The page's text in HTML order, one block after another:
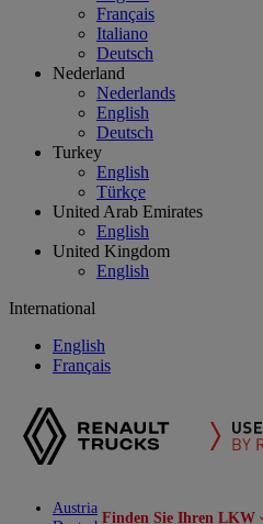
Français
Italiano
Deutsch
Nederland
Nederlands
English
Deutsch
Turkey
English
Türkçe
United Arab Emirates
English
United Kingdom
English
International
English
Français
Austria
Finden Sie Ihren LKW